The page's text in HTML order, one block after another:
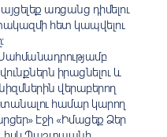
առցանց դիմելու
հետ կապվելու
:
իրացնելու և
վերաբերող
համար կարող
» էջի «Իմացեք Ձեր